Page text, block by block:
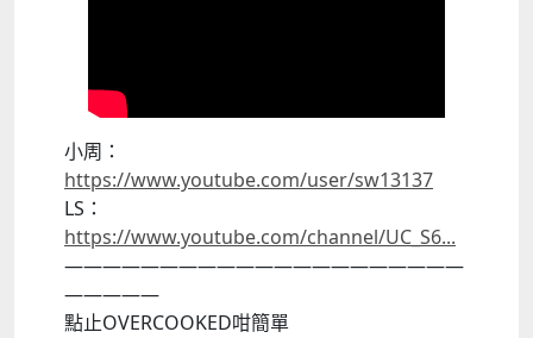
小周：
https://www.youtube.com/user/sw13137
LS：
https://www.youtube.com/channel/UC_S6...
—————————————————————
—————
點止OVERCOOKED咁簡單